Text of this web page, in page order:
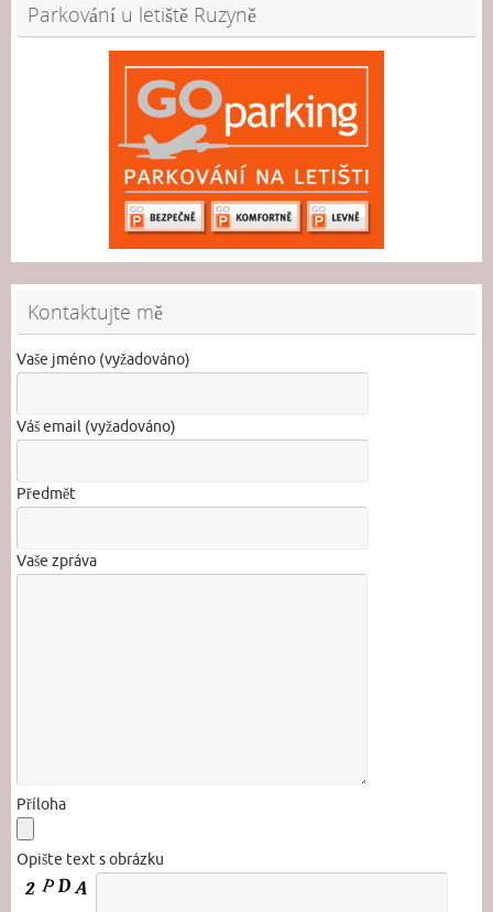
Parkování u letiště Ruzyně
Kontaktujte mě
Vaše jméno (vyžadováno)
Váš email (vyžadováno)
Předmět
Vaše zpráva
Příloha
Opište text s obrázku